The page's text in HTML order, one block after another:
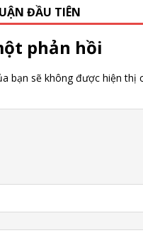
ĐẦU TIÊN
phản hồi
bạn sẽ không được hiện thị